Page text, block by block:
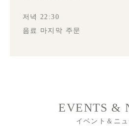
저녁 22:30
음료 마지막 주문
EVENTS &
イベント＆ニュ